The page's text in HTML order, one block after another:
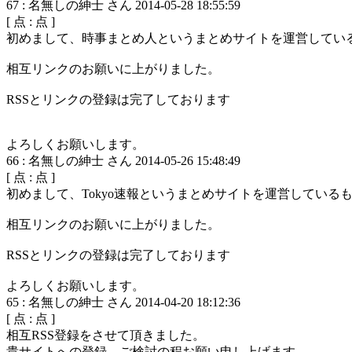
67 : 名無しの紳士 さん 2014-05-28 18:55:59
[ 点 : 点 ]
初めまして、時事まとめ人というまとめサイトを運営してい
相互リンクのお願いに上がりました。
RSSとリンクの登録は完了しております
よろしくお願いします。
66 : 名無しの紳士 さん 2014-05-26 15:48:49
[ 点 : 点 ]
初めまして、Tokyo速報というまとめサイトを運営しているも
相互リンクのお願いに上がりました。
RSSとリンクの登録は完了しております
よろしくお願いします。
65 : 名無しの紳士 さん 2014-04-20 18:12:36
[ 点 : 点 ]
相互RSS登録をさせて頂きました。